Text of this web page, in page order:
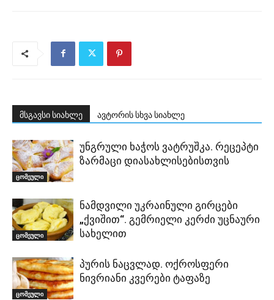
მსგავსი სიახლე ავტორის სხვა სიახლე
ცომეული
უნგრული ხაჭოს ვატრუშკა. რეცეპტი
ზარმაცი დიასახლისებისთვის
ცომეული
ნამდვილი უკრაინული გირცები
„ქვიშით“. გემრიელი კერძი უცნაური
სახელით
ცომეული
პურის ნაცვლად. ოქროსფერი
ნივრიანი კვერები ტაფაზე